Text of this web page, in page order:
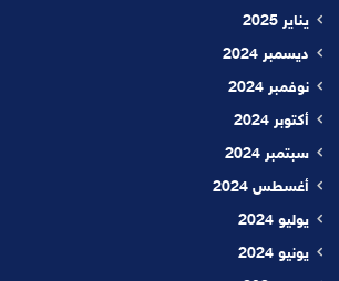
يناير 2025
ديسمبر 2024
نوفمبر 2024
أكتوبر 2024
سبتمبر 2024
أغسطس 2024
يوليو 2024
يونيو 2024